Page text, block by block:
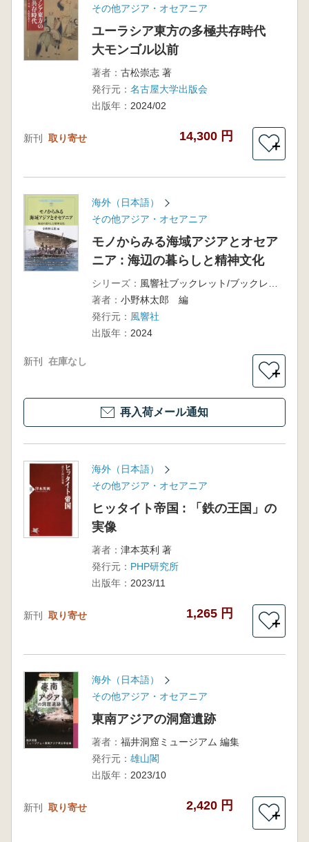
その他アジア・オセアニア
ユーラシア東方の多極共存時代
大モンゴル以前
著者： 古松崇志 著
発行元： 名古屋大学出版会
出版年： 2024/02
新刊 取り寄せ 14,300 円
＋
海外（日本語）
その他アジア・オセアニア
モノからみる海域アジアとオセア
ニア : 海辺の暮らしと精神文化
シリーズ：
著者： 小野林太郎 編
発行元： 風響社
出版年： 2024
新刊 在庫なし
＋
再入荷メール通知
海外（日本語）
その他アジア・オセアニア
ヒッタイト帝国 : 「鉄の王国」の
実像
著者： 津本英利 著
発行元： PHP研究所
出版年： 2023/11
新刊 取り寄せ 1,265 円
＋
海外（日本語）
その他アジア・オセアニア
東南アジアの洞窟遺跡
著者： 福井洞窟ミュージアム 編集
発行元： 雄山閣
出版年： 2023/10
新刊 取り寄せ 2,420 円
＋